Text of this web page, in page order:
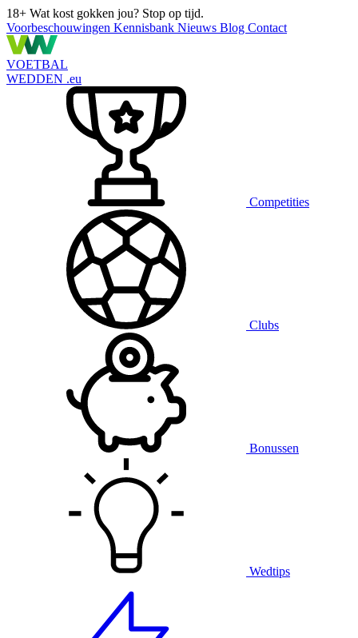
18+ Wat kost gokken jou? Stop op tijd.
Voorbeschouwingen Kennisbank Nieuws Blog Contact
VOETBAL
WEDDEN .eu
Competities
Clubs
Bonussen
Wedtips